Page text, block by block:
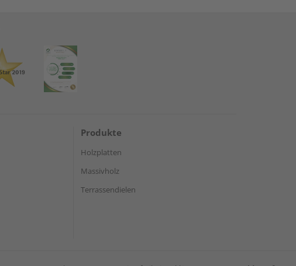
Produkte
Holzplatten
Massivholz
Terrassendielen